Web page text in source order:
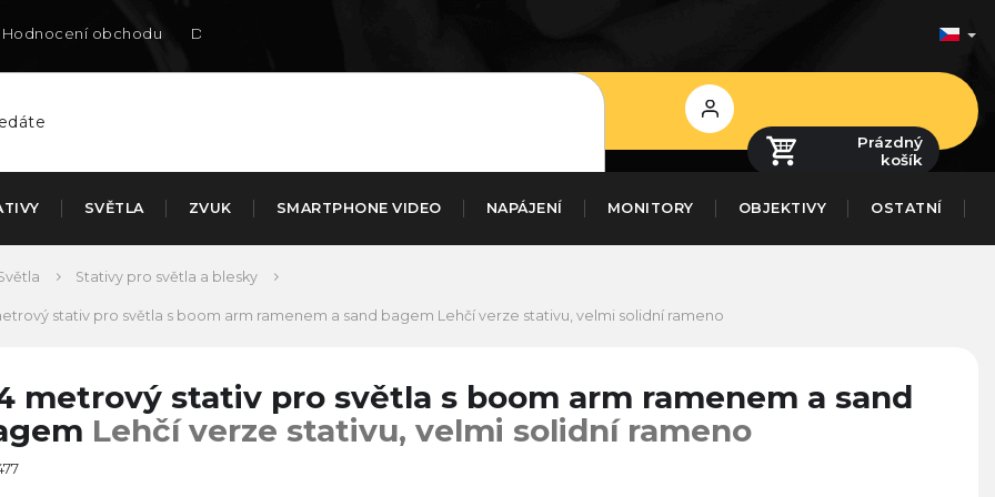
Hodnocení obchodu Doručení na SK
Přihlášení
Prázdný
košík
SVĚTLA ZVUK SMARTPHONE VIDEO NAPÁJENÍ MONITORY OBJEKTIVY OSTATNÍ
Stativy pro světla a blesky
stativ pro světla s boom arm ramenem a sand bagem Lehčí verze stativu, velmi solidní rameno
metrový stativ pro světla s boom arm ramenem a sand
Lehčí verze stativu, velmi solidní rameno